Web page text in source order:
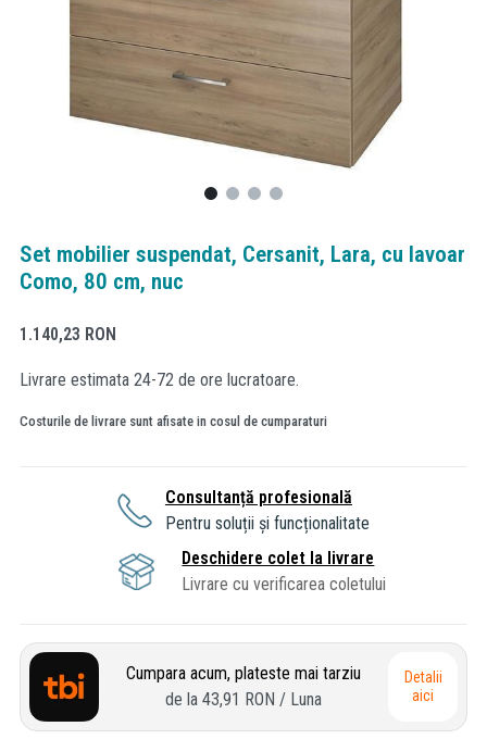
Set mobilier suspendat, Cersanit, Lara, cu lavoar
Como, 80 cm, nuc
1.140,23 RON
Livrare estimata 24-72 de ore lucratoare.
Costurile de livrare sunt afisate in cosul de cumparaturi
Consultanță profesională
Pentru soluții și funcționalitate
Deschidere colet la livrare
Livrare cu verificarea coletului
Cumpara acum, plateste mai tarziu
de la 43,91 RON / Luna
Detalii
aici